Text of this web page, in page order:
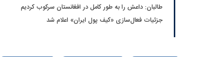
طالبان: داعش را به طور کامل در افغانستان سرکوب کردیم
جزئیات فعال‌سازی «کیف پول ایران» اعلام شد